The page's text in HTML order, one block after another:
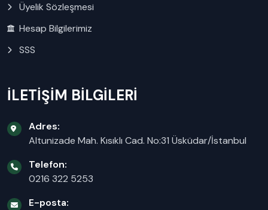
Üyelik Sözleşmesi
Hesap Bilgilerimiz
SSS
İLETİŞİM BİLGİLERİ
Adres:
Altunizade Mah. Kısıklı Cad. No:31 Üsküdar/İstanbul
Telefon:
0216 322 5253
E-posta: